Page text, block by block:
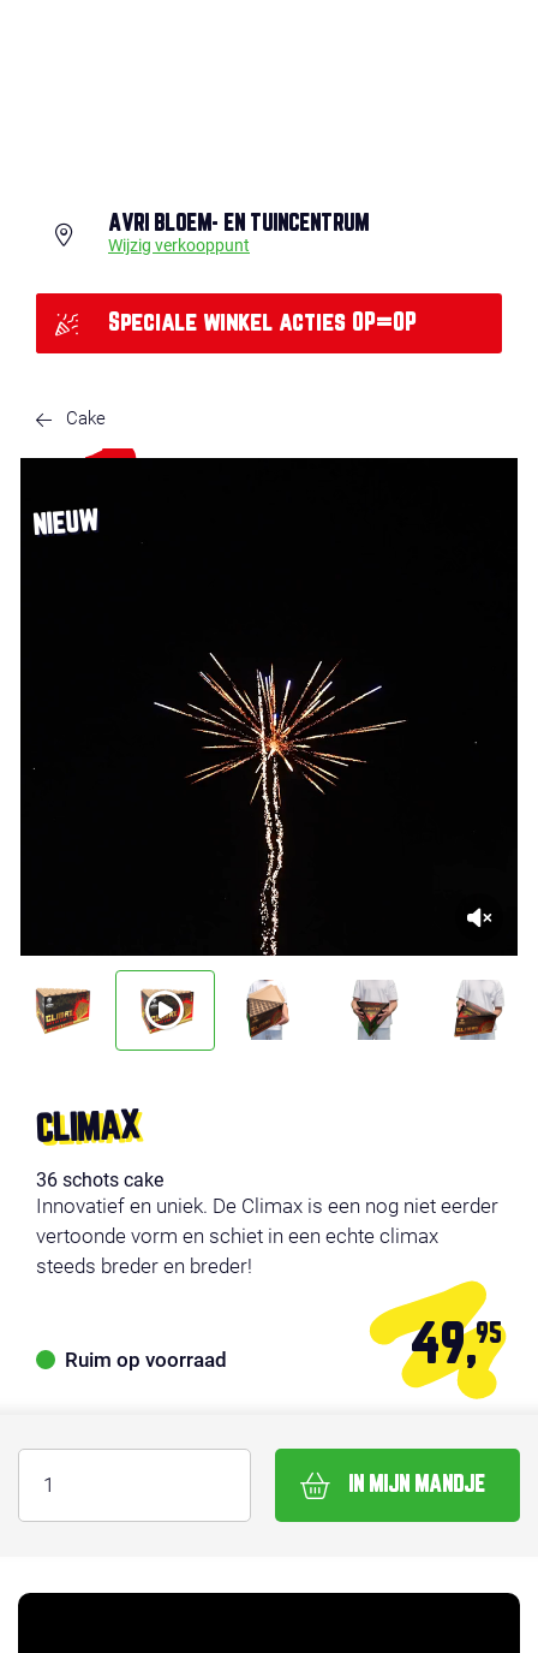
AVRI BLOEM- EN TUINCENTRUM
Wijzig verkooppunt
Speciale winkel acties OP=OP
Cake
NIEUW
CLIMAX
36 schots cake
Innovatief en uniek. De Climax is een nog niet eerder
vertoonde vorm en schiet in een echte climax
steeds breder en breder!
Ruim op voorraad 49,95
IN MIJN MANDJE